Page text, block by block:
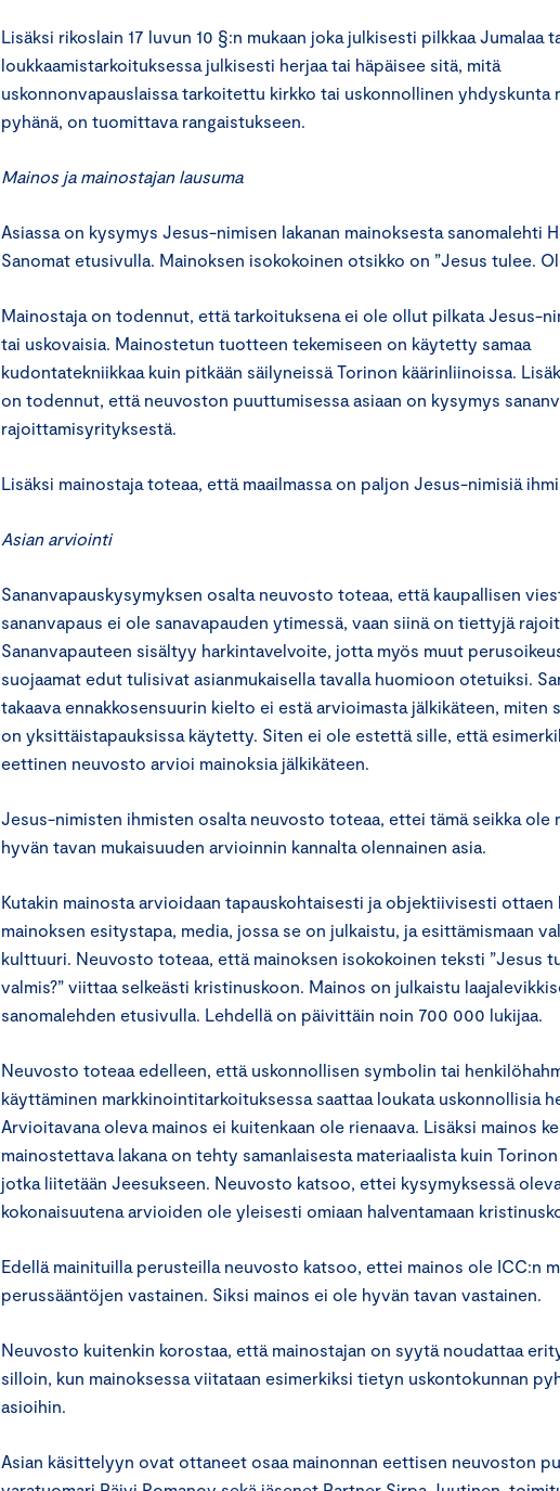
Lisäksi rikoslain 17 luvun 10 §:n mukaan joka julkisesti pilkkaa Jumalaa
loukkaamistarkoituksessa julkisesti herjaa tai häpäisee sitä, mitä
uskonnonvapauslaissa tarkoitettu kirkko tai uskonnollinen yhdyskunta
pyhänä, on tuomittava rangaistukseen.
Mainos ja mainostajan lausuma
Asiassa on kysymys Jesus-nimisen lakanan mainoksesta sanomalehti
Sanomat etusivulla. Mainoksen isokokoinen otsikko on ”Jesus tulee.
Mainostaja on todennut, että tarkoituksena ei ole ollut pilkata Jesus-
tai uskovaisia. Mainostetun tuotteen tekemiseen on käytetty samaa
kudontatekniikkaa kuin pitkään säilyneissä Torinon käärinliinoissa.
on todennut, että neuvoston puuttumisessa asiaan on kysymys
rajoittamisyrityksestä.
Lisäksi mainostaja toteaa, että maailmassa on paljon Jesus-nimisiä
Asian arviointi
Sananvapauskysymyksen osalta neuvosto toteaa, että kaupallisen
sananvapaus ei ole sanavapauden ytimessä, vaan siinä on tiettyjä
Sananvapauteen sisältyy harkintavelvoite, jotta myös muut
suojaamat edut tulisivat asianmukaisella tavalla huomioon otetuiksi.
takaava ennakkosensuurin kielto ei estä arvioimasta jälkikäteen, miten
on yksittäistapauksissa käytetty. Siten ei ole estettä sille, että
eettinen neuvosto arvioi mainoksia jälkikäteen.
Jesus-nimisten ihmisten osalta neuvosto toteaa, ettei tämä seikka ole
hyvän tavan mukaisuuden arvioinnin kannalta olennainen asia.
Kutakin mainosta arvioidaan tapauskohtaisesti ja objektiivisesti ottaen
mainoksen esitystapa, media, jossa se on julkaistu, ja esittämismaan
kulttuuri. Neuvosto toteaa, että mainoksen isokokoinen teksti ”Jesus
valmis?” viittaa selkeästi kristinuskoon. Mainos on julkaistu
sanomalehden etusivulla. Lehdellä on päivittäin noin 700 000 lukijaa.
Neuvosto toteaa edelleen, että uskonnollisen symbolin tai
käyttäminen markkinointitarkoituksessa saattaa loukata uskonnollisia
Arvioitavana oleva mainos ei kuitenkaan ole rienaava. Lisäksi mainos
mainostettava lakana on tehty samanlaisesta materiaalista kuin
jotka liitetään Jeesukseen. Neuvosto katsoo, ettei kysymyksessä
kokonaisuutena arvioiden ole yleisesti omiaan halventamaan
Edellä mainituilla perusteilla neuvosto katsoo, ettei mainos ole ICC:n
perussääntöjen vastainen. Siksi mainos ei ole hyvän tavan vastainen.
Neuvosto kuitenkin korostaa, että mainostajan on syytä noudattaa
silloin, kun mainoksessa viitataan esimerkiksi tietyn uskontokunnan
asioihin.
Asian käsittelyyn ovat ottaneet osaa mainonnan eettisen neuvoston